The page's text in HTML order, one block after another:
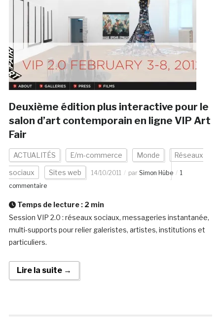
Deuxième édition plus interactive pour le
salon d’art contemporain en ligne VIP Art
Fair
ACTUALITÉS E/m-commerce Monde Réseaux
sociaux Sites web 14/10/2011 par Simon Hübe
1
commentaire
Temps de lecture : 2 min
Session VIP 2.0 : réseaux sociaux, messageries instantanée,
multi-supports pour relier galeristes, artistes, institutions et
particuliers.
Lire la suite →